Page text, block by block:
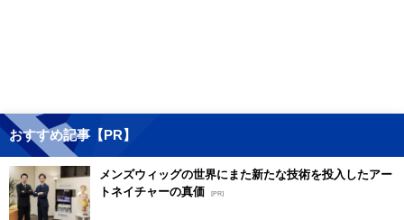
おすすめ記事【PR】
メンズウィッグの世界にまた新たな技術を投入したアー
トネイチャーの真価 [PR]